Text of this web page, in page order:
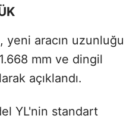
aracın uzunluğu
mm ve dingil
açıklandı.
YL'nin standart